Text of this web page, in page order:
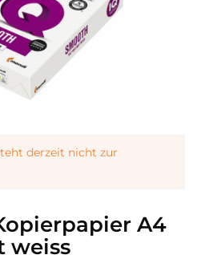
derzeit nicht zur
A4
weiss